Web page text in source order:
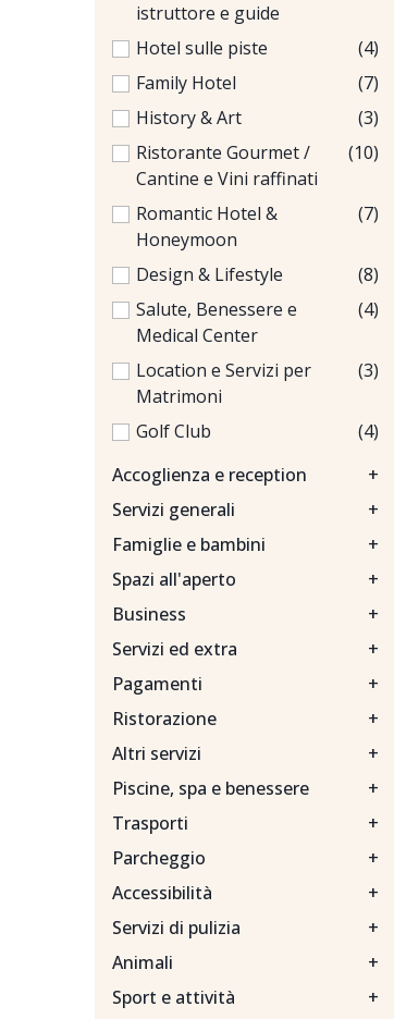
istruttore e guide
Hotel sulle piste
(4)
Family Hotel
(7)
History & Art
(3)
Ristorante Gourmet /
Cantine e Vini raffinati
(10)
Romantic Hotel &
Honeymoon
(7)
Design & Lifestyle
(8)
Salute, Benessere e
Medical Center
(4)
Location e Servizi per
Matrimoni
(3)
Golf Club
(4)
Accoglienza e reception
+
Servizi generali
+
Famiglie e bambini
+
Spazi all'aperto
+
Business
+
Servizi ed extra
+
Pagamenti
+
Ristorazione
+
Altri servizi
+
Piscine, spa e benessere
+
Trasporti
+
Parcheggio
+
Accessibilità
+
Servizi di pulizia
+
Animali
+
Sport e attività
+